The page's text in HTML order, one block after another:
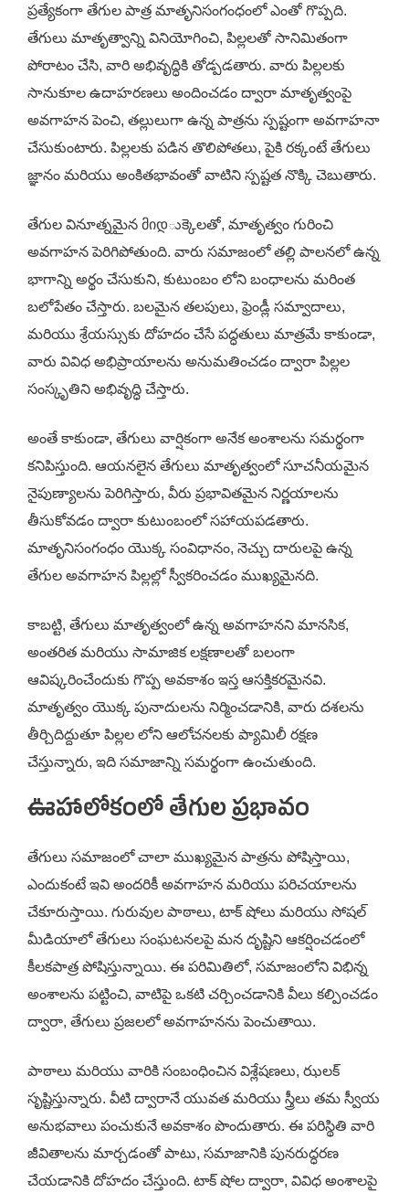
ప్రత్యేకంగా తేగుల పాత్ర మాతృనిసంగంధంలో ఎంతో గొప్పది.
తేగులు మాతృత్వాన్ని వినియోగించి, పిల్లలతో సానిమితంగా
పోరాటం చేసి, వారి అభివృద్ధికి తోడ్పడతారు. వారు పిల్లలకు
సానుకూల ఉదాహరణలు అందించడం ద్వారా మాతృత్వంపై
అవగాహన పెంచి, తల్లులుగా ఉన్న పాత్రను స్పష్టంగా అవగాహనా
చేసుకుంటారు. పిల్లలకు పడిన తొలిపోతలు, పైకి రక్కంటే తేగులు
జ్ఞానం మరియు అంకితభావంతో వాటిని స్పష్టత నొక్కి చెబుతారు.
తేగుల వినూత్నమైన მიდుక్కెలతో, మాతృత్వం గురించి
అవగాహన పెరిగిపోతుంది. వారు సమాజంలో తల్లి పాలనలో ఉన్న
భాగాన్ని అర్థం చేసుకుని, కుటుంబం లోని బంధాలను మరింత
బలోపేతం చేస్తారు. బలమైన తలపులు, ఫ్రెండ్లీ సమ్వాదాలు,
మరియు శ్రేయస్సుకు దోహదం చేసే పద్ధతులు మాత్రమే కాకుండా,
వారు వివిధ అభిప్రాయాలను అనుమతించడం ద్వారా పిల్లల
సంస్కృతిని అభివృద్ధి చేస్తారు.
అంతే కాకుండా, తేగులు వార్షికంగా అనేక అంశాలను సమర్థంగా
కనిపిస్తుంది. ఆయనలైన తేగులు మాతృత్వంలో సూచనీయమైన
నైపుణ్యాలను పెరిగిస్తారు, వీరు ప్రభావితమైన నిర్ణయాలను
తీసుకోవడం ద్వారా కుటుంబంలో సహాయపడతారు.
మాతృనిసంగంధం యొక్క సంవిధానం, నెచ్చు దారులపై ఉన్న
తేగుల అవగాహన పిల్లల్లో స్వీకరించడం ముఖ్యమైనది.
కాబట్టి, తేగులు మాతృత్వంలో ఉన్న అవగాహనని మానసిక,
అంతరిత మరియు సామాజిక లక్షణాలతో బలంగా
ఆవిష్కరించేందుకు గొప్ప అవకాశం ఇస్త ఆసక్తికరమైనవి.
మాతృత్వం యొక్క పునాదులను నిర్మించడానికి, వారు దశలను
తీర్చిదిద్దుతూ పిల్లల లోని ఆలోచనలకు ప్యామిలీ రక్షణ
చేస్తున్నారు, ఇది సమాజాన్ని సమర్థంగా ఉంచుతుంది.
ఊహాలోకంలో తేగుల ప్రభావం
తేగులు సమాజంలో చాలా ముఖ్యమైన పాత్రను పోషిస్తాయి,
ఎందుకంటే ఇవి అందరికీ అవగాహన మరియు పరిచయాలను
చేకూరుస్తాయి. గురువుల పాఠాలు, టాక్ షోలు మరియు సోషల్
మీడియాలో తేగులు సంఘటనలపై మన దృష్టిని ఆకర్షించడంలో
కీలకపాత్ర పోషిస్తున్నాయి. ఈ పరిమితిలో, సమాజంలోని విభిన్న
అంశాలను పట్టించి, వాటిపై ఒకటి చర్చించడానికి వీలు కల్పించడం
ద్వారా, తేగులు ప్రజలలో అవగాహనను పెంచుతాయి.
పాఠాలు మరియు వారికి సంబంధించిన విశ్లేషణలు, ఝలక్
సృష్టిస్తున్నారు. వీటి ద్వారానే యువత మరియు స్త్రీలు తమ స్వీయ
అనుభవాలు పంచుకునే అవకాశం పొందుతారు. ఈ పరిస్థితి వారి
జీవితాలను మార్చడంతో పాటు, సమాజానికి పునరుద్ధరణ
చేయడానికి దోహదం చేస్తుంది. టాక్ షోల ద్వారా, వివిధ అంశాలపై